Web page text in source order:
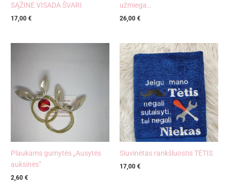
SĄŽINĖ VISADA ŠVARI
17,00€
užmiega…
26,00 €
Plaukams gumytės „Ausytės
auksinės”
2,60€
Siuvinėtas rankšluostis TĖTIS
17,00 €